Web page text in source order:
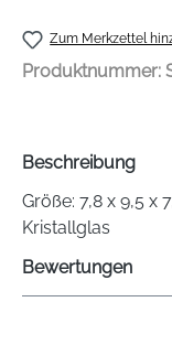
Zum Merkzettel
Produktnummer:
Beschreibung
Größe: 7,8 x 9,5 x
Kristallglas
Bewertungen